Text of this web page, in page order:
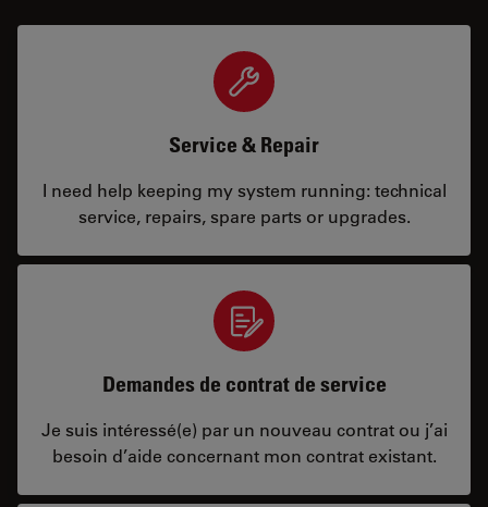
Service & Repair
I need help keeping my system running: technical
service, repairs, spare parts or upgrades.
Demandes de contrat de service
Je suis intéressé(e) par un nouveau contrat ou j’ai
besoin d’aide concernant mon contrat existant.